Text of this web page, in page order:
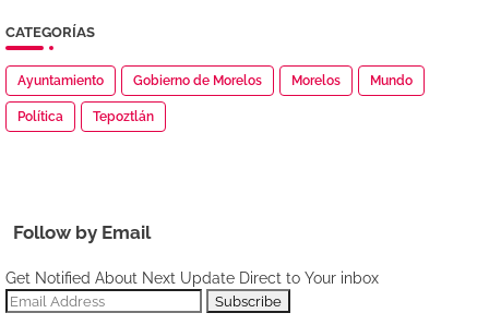
CATEGORÍAS
Ayuntamiento Gobierno de Morelos Morelos Mundo
Política Tepoztlán
Follow by Email
Get Notified About Next Update Direct to Your inbox